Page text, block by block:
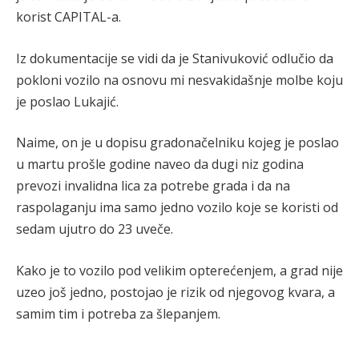
korist CAPITAL-a.
Iz dokumentacije se vidi da je Stanivuković odlučio da
pokloni vozilo na osnovu mi nesvakidašnje molbe koju
je poslao Lukajić.
Naime, on je u dopisu gradonačelniku kojeg je poslao
u martu prošle godine naveo da dugi niz godina
prevozi invalidna lica za potrebe grada i da na
raspolaganju ima samo jedno vozilo koje se koristi od
sedam ujutro do 23 uveče.
Kako je to vozilo pod velikim opterećenjem, a grad nije
uzeo još jedno, postojao je rizik od njegovog kvara, a
samim tim i potreba za šlepanjem.